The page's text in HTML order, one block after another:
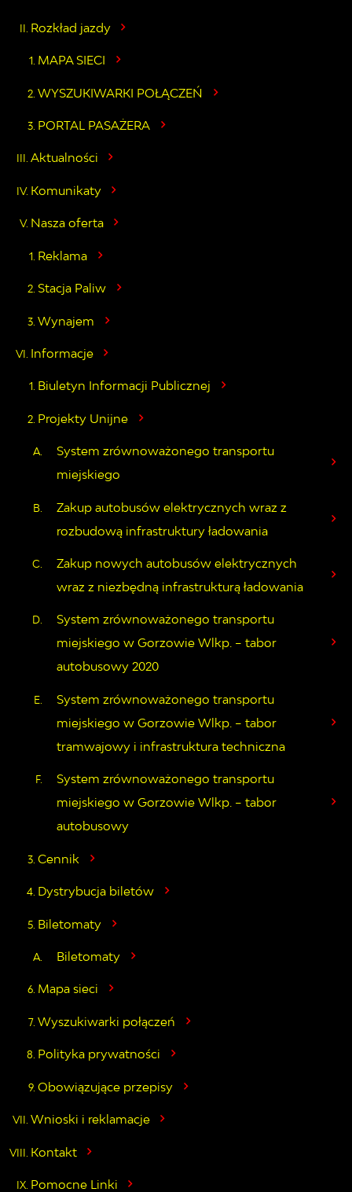
Rozkład jazdy
MAPA SIECI
WYSZUKIWARKI POŁĄCZEŃ
PORTAL PASAŻERA
Aktualności
Komunikaty
Nasza oferta
Reklama
Stacja Paliw
Wynajem
Informacje
Biuletyn Informacji Publicznej
Projekty Unijne
System zrównoważonego transportu
miejskiego
Zakup autobusów elektrycznych wraz z
rozbudową infrastruktury ładowania
Zakup nowych autobusów elektrycznych
wraz z niezbędną infrastrukturą ładowania
System zrównoważonego transportu
miejskiego w Gorzowie Wlkp. – tabor
autobusowy 2020
System zrównoważonego transportu
miejskiego w Gorzowie Wlkp. – tabor
tramwajowy i infrastruktura techniczna
System zrównoważonego transportu
miejskiego w Gorzowie Wlkp. – tabor
autobusowy
Cennik
Dystrybucja biletów
Biletomaty
Biletomaty
Mapa sieci
Wyszukiwarki połączeń
Polityka prywatności
Obowiązujące przepisy
Wnioski i reklamacje
Kontakt
Pomocne Linki